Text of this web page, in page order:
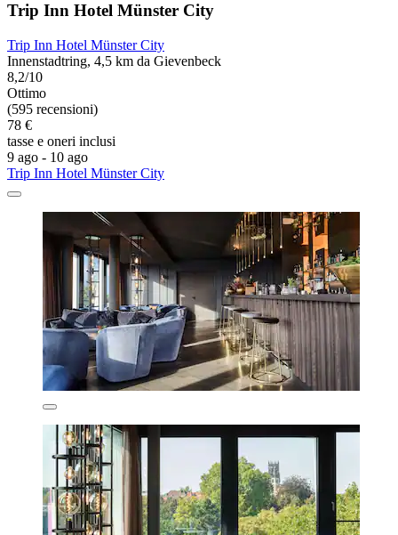
Trip Inn Hotel Münster City
Trip Inn Hotel Münster City
Innenstadtring, 4,5 km da Gievenbeck
8,2/10
Ottimo
(595 recensioni)
78 €
tasse e oneri inclusi
9 ago - 10 ago
Trip Inn Hotel Münster City